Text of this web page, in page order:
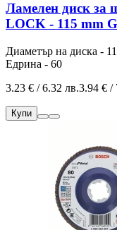
Ламелен диск за
LOCK - 115 mm
Диаметър на диска -
Едрина - 60
3.23 € / 6.32 лв.3.94 € /
Купи